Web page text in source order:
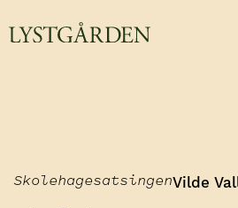
SkolehagesatsingenVilde